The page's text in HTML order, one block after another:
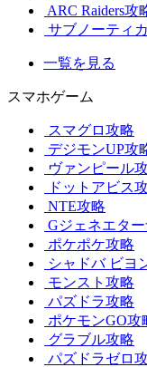
ARC Raiders攻
サブノーティ
一覧を見る
スマホゲーム
スマグロ攻略
デジモンUP攻
ヴァンピール
ドットアビス
NTE攻略
Gジェネエタ
ポケポケ攻略
シャドバ ビヨ
モンスト攻略
パズドラ攻略
ポケモンGO攻
グラブル攻略
パズドラゼロ